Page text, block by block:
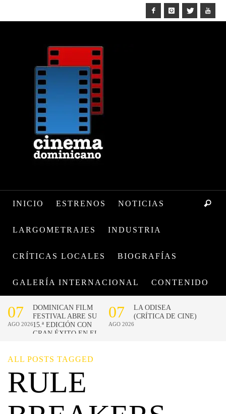
INICIO ESTRENOS NOTICIAS
LARGOMETRAJES INDUSTRIA
CRÍTICAS LOCALES BIOGRAFÍAS
GALERÍA INTERNACIONAL CONTENIDO
ALL POSTS TAGGED
RULE